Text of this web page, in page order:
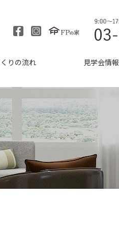
りの流れ 見学会情報